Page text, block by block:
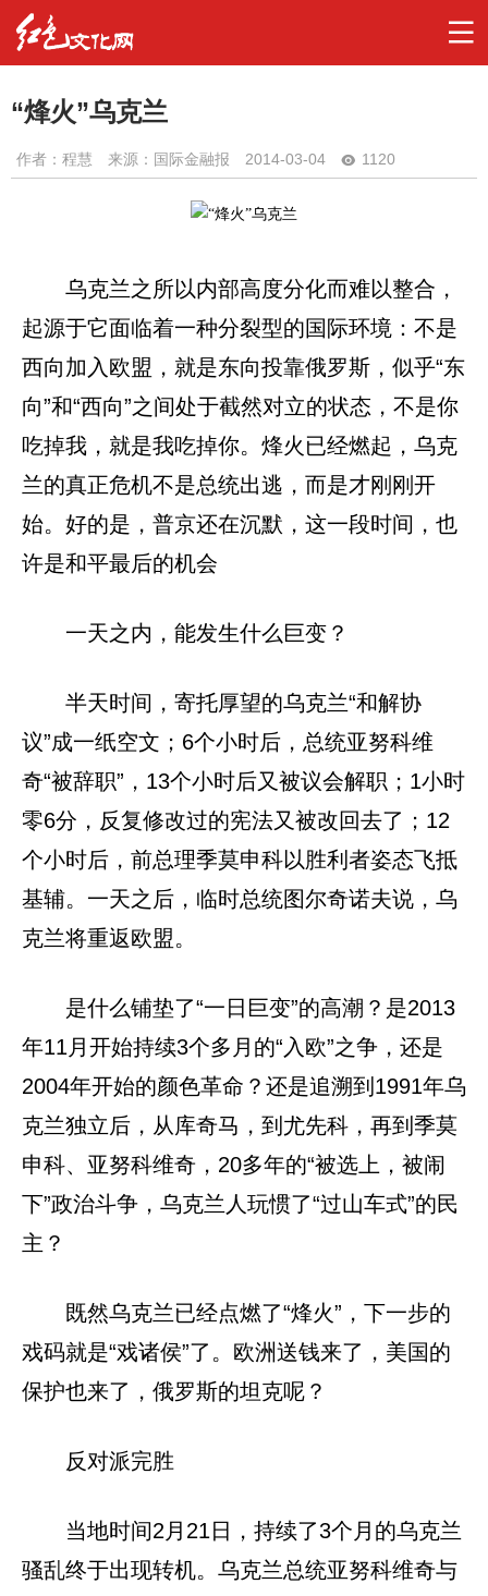
“烽火”乌克兰
作者： 程慧 来源：国际金融报 2014-03-04 1120
乌克兰之所以内部高度分化而难以整合，
起源于它面临着一种分裂型的国际环境：不是
西向加入欧盟，就是东向投靠俄罗斯，似乎“东
向”和“西向”之间处于截然对立的状态，不是你
吃掉我，就是我吃掉你。烽火已经燃起，乌克
兰的真正危机不是总统出逃，而是才刚刚开
始。好的是，普京还在沉默，这一段时间，也
许是和平最后的机会
一天之内，能发生什么巨变？
半天时间，寄托厚望的乌克兰“和解协
议”成一纸空文；6个小时后，总统亚努科维
奇“被辞职”，13个小时后又被议会解职；1小时
零6分，反复修改过的宪法又被改回去了；12
个小时后，前总理季莫申科以胜利者姿态飞抵
基辅。一天之后，临时总统图尔奇诺夫说，乌
克兰将重返欧盟。
是什么铺垫了“一日巨变”的高潮？是2013
年11月开始持续3个多月的“入欧”之争，还是
2004年开始的颜色革命？还是追溯到1991年乌
克兰独立后，从库奇马，到尤先科，再到季莫
申科、亚努科维奇，20多年的“被选上，被闹
下”政治斗争，乌克兰人玩惯了“过山车式”的民
主？
既然乌克兰已经点燃了“烽火”，下一步的
戏码就是“戏诸侯”了。欧洲送钱来了，美国的
保护也来了，俄罗斯的坦克呢？
反对派完胜
当地时间2月21日，持续了3个月的乌克兰
骚乱终于出现转机。乌克兰总统亚努科维奇与